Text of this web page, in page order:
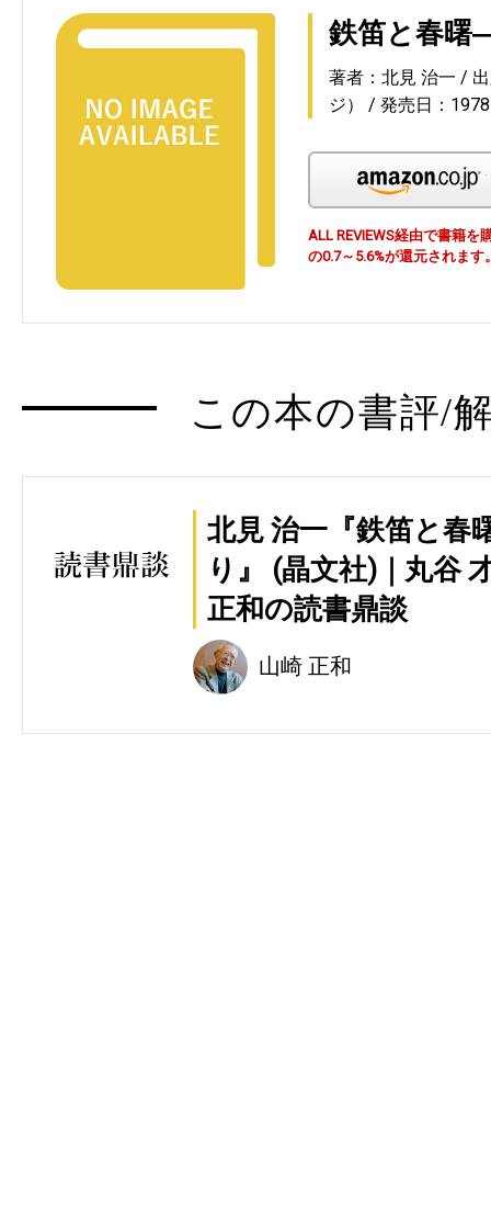
鉄笛と春曙
著者：北見 治一
ジ）
発売日：
ALL REVIEWS経由で書籍
の0.7～5.6%が還元されます
この本の書評/
北見 治一『鉄笛と
り』 (晶文社)｜丸谷
正和の読書鼎談
山崎 正和